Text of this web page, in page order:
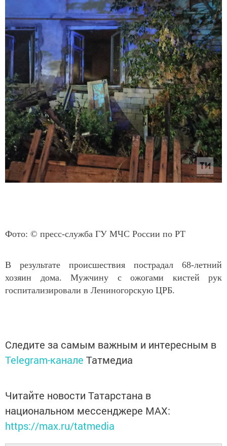
Фото: © пресс-служба ГУ МЧС России по РТ
В результате происшествия пострадал 68-летний
хозяин дома. Мужчину с ожогами кистей рук
госпитализировали в Лениногорскую ЦРБ.
Следите за самым важным и интересным в
Telegram-канале Татмедиа
Читайте новости Татарстана в
национальном мессенджере MАХ:
https://max.ru/tatmedia